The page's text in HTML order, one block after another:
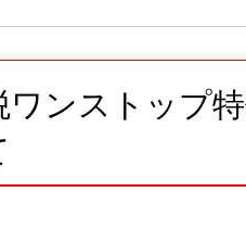
ンストップ